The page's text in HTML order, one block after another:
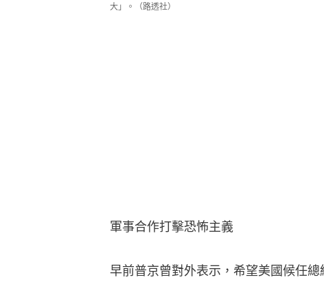
大」。（路透社）
軍事合作打擊恐怖主義
早前普京曾對外表示，希望美國候任